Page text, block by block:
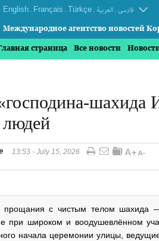
English . Français . Türkçe . العربیة . فارسی
Международное агентство новостей
страница Все новости
шахида
13:53 - July 15, 2026
прощания с чистым телом шахида
при широком и воодушевлённом
начала церемонии улицы,